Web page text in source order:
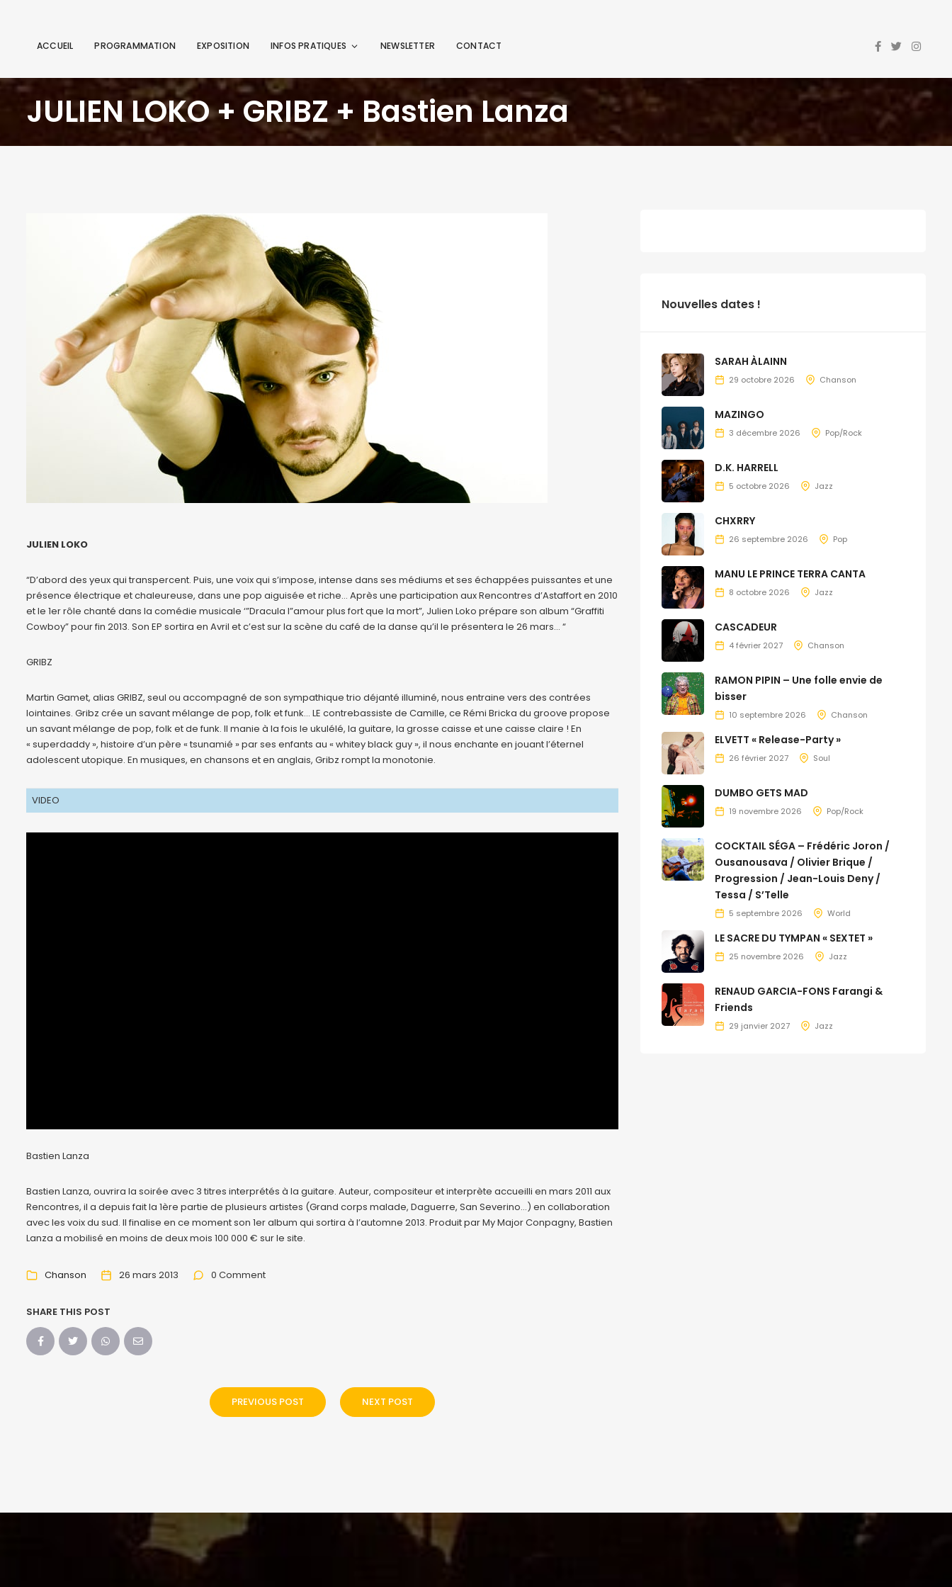
ACCUEIL PROGRAMMATION EXPOSITION INFOS PRATIQUES NEWSLETTER CONTACT
JULIEN LOKO + GRIBZ + Bastien Lanza
JULIEN LOKO
“D’abord des yeux qui transpercent. Puis, une voix qui s’impose, intense dans ses médiums et ses échappées puissantes et une
présence électrique et chaleureuse, dans une pop aiguisée et riche… Après une participation aux Rencontres d’Astaffort en 2010
et le 1er rôle chanté dans la comédie musicale ‘”Dracula l”amour plus fort que la mort”, Julien Loko prépare son album “Graffiti
Cowboy” pour fin 2013. Son EP sortira en Avril et c’est sur la scène du café de la danse qu’il le présentera le 26 mars… “
GRIBZ
Martin Gamet, alias GRIBZ, seul ou accompagné de son sympathique trio déjanté illuminé, nous entraine vers des contrées
lointaines. Gribz crée un savant mélange de pop, folk et funk… LE contrebassiste de Camille, ce Rémi Bricka du groove propose
un savant mélange de pop, folk et de funk. Il manie à la fois le ukulélé, la guitare, la grosse caisse et une caisse claire ! En
« superdaddy », histoire d’un père « tsunamié » par ses enfants au « whitey black guy », il nous enchante en jouant l’éternel
adolescent utopique. En musiques, en chansons et en anglais, Gribz rompt la monotonie.
VIDEO
Bastien Lanza
Bastien Lanza, ouvrira la soirée avec 3 titres interprétés à la guitare. Auteur, compositeur et interprète accueilli en mars 2011 aux
Rencontres, il a depuis fait la 1ère partie de plusieurs artistes (Grand corps malade, Daguerre, San Severino…) en collaboration
avec les voix du sud. Il finalise en ce moment son 1er album qui sortira à l’automne 2013. Produit par My Major Conpagny, Bastien
Lanza a mobilisé en moins de deux mois 100 000 € sur le site.
Chanson 26 mars 2013 0 Comment
SHARE THIS POST
PREVIOUS POST NEXT POST
Nouvelles dates !
SARAH ÀLAINN
29 octobre 2026 Chanson
MAZINGO
3 décembre 2026 Pop/Rock
D.K. HARRELL
5 octobre 2026 Jazz
CHXRRY
26 septembre 2026 Pop
MANU LE PRINCE TERRA CANTA
8 octobre 2026 Jazz
CASCADEUR
4 février 2027 Chanson
RAMON PIPIN – Une folle envie de
bisser
10 septembre 2026 Chanson
ELVETT « Release-Party »
26 février 2027 Soul
DUMBO GETS MAD
19 novembre 2026 Pop/Rock
COCKTAIL SÉGA – Frédéric Joron /
Ousanousava / Olivier Brique /
Progression / Jean-Louis Deny /
Tessa / S’Telle
5 septembre 2026 World
LE SACRE DU TYMPAN « SEXTET »
25 novembre 2026 Jazz
RENAUD GARCIA-FONS Farangi &
Friends
29 janvier 2027 Jazz